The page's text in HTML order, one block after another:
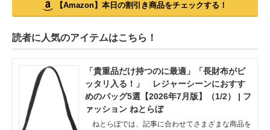
【Amazon】本日の割引き商品をチェックする！
読者に人気のアイテムはこちら！
「貴重品だけ持つのに最適」「長財布がピ
ッタリ入る！」 レジャーシーンにおすす
めのバッグ5選【2026年7月版】（1/2） | フ
ァッション ねとらぼ
ねとらぼでは、記事に合わせてさまざまな商品を